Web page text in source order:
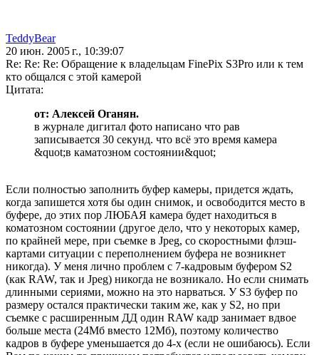
TeddyBear
20 июн. 2005 г., 10:39:07
Re: Re: Re: Обращение к владельцам FinePix S3Pro или к тем
кто общался с этой камерой
Цитата:
от: Алексей Оганян.
в журнале дигитал фото написано что рав
записывается 30 секунд. что всё это время камера
&quot;в каматозном состоянии&quot;
Если полностью заполнить буфер камеры, придется ждать,
когда запишется хотя бы один снимок, и освободится место в
буфере, до этих пор ЛЮБАЯ камера будет находиться в
коматозном состоянии (другое дело, что у некоторых камер,
по крайней мере, при съемке в Jpeg, со скоростными флэш-
картами ситуации с переполнением буфера не возникнет
никогда). У меня лично проблем с 7-кадровым буфером S2
(как RAW, так и Jpeg) никогда не возникало. Но если снимать
длинными сериями, можно на это нарваться. У S3 буфер по
размеру остался практически таким же, как у S2, но при
съемке с расширенным ДД один RAW кадр занимает вдвое
больше места (24Мб вместо 12Мб), поэтому количество
кадров в буфере уменьшается до 4-х (если не ошибаюсь). Если